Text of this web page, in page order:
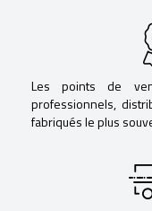
Les points de
professionnels,
fabriqués le plus